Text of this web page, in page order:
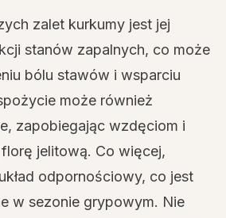
zalet kurkumy jest jej
stanów zapalnych, co może
bólu stawów i wsparciu
może również
zapobiegając wzdęciom i
jelitową. Co więcej,
odpornościowy, co jest
w sezonie grypowym. Nie